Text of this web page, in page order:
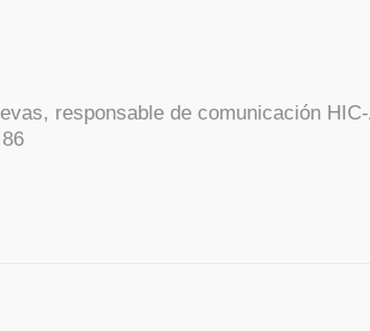
responsable de comunicación